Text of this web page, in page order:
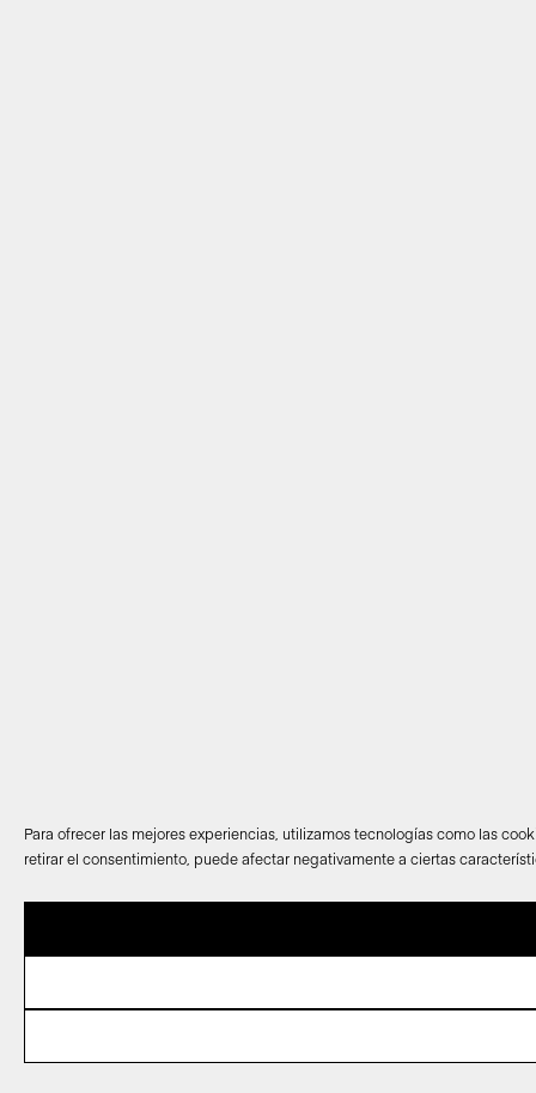
Para ofrecer las mejores experiencias, utilizamos tecnologías como las
retirar el consentimiento, puede afectar negativamente a ciertas